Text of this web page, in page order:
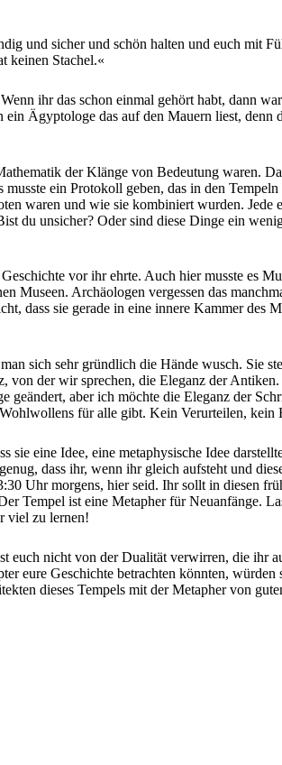
und sicher und schön halten und euch mit
keinen Stachel.«
ihr das schon einmal gehört habt, dann
Ägyptologe das auf den Mauern liest, denn
der Klänge von Bedeutung waren.
ein Protokoll geben, das in den
waren und wie sie kombiniert wurden.
du unsicher? Oder sind diese Dinge ein
vor ihr ehrte. Auch hier musste es
Archäologen vergessen das
dass sie gerade in eine innere Kammer
sich sehr gründlich die Hände wusch. Sie
von der wir sprechen, die Eleganz der
aber ich möchte die Eleganz der
für alle gibt. Kein Verurteilen, kein
sie eine Idee, eine metaphysische Idee
dass ihr, wenn ihr gleich aufsteht und
Uhr morgens, hier seid. Ihr sollt in diesen
Tempel ist eine Metapher für Neuanfänge.
viel zu lernen!
nicht von der Dualität verwirren, die ihr
eure Geschichte betrachten könnten,
dieses Tempels mit der Metapher von